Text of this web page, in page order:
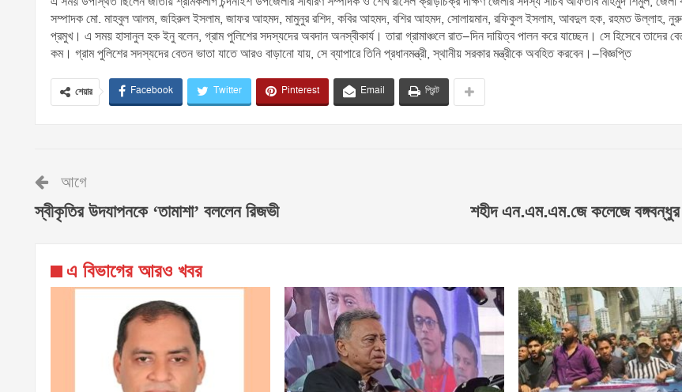
সম্পাদক মো. মাহবুল আলম, জহিরুল ইসলাম, জাফর আহমদ, মামুনুর রশিদ, কবির আহমদ, বশির আহমদ, সোলায়মান, রফিকুল ইসলাম, আবদুল হক, রহমত উল্লাহ,
প্রমুখ। এ সময় হাসানুল হক ইনু বলেন, গ্রাম পুলিশের সদস্যদের অবদান অনস্বীকার্য। তারা গ্রামাঞ্চলে রাত–দিন দায়িত্ব পালন করে যাচ্ছেন। সে হিসেবে তাদের
কম। গ্রাম পুলিশের সদস্যদের বেতন ভাতা যাতে আরও বাড়ানো যায়, সে ব্যাপারে তিনি প্রধানমন্ত্রী, স্থানীয় সরকার মন্ত্রীকে অবহিত করবেন।–বিজ্ঞপ্তি
শেয়ার Facebook Twitter Pinterest Email প্রিন্ট
আগে
স্বীকৃতির উদযাপনকে ‘তামাশা’ বললেন রিজভী শহীদ এন.এম.এম.জে কলেজে বঙ্গবন্ধুর
এ বিভাগের আরও খবর